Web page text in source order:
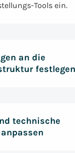
Tools ein.
an die
festlegen
für Überschriften,
enthalten, um
technische